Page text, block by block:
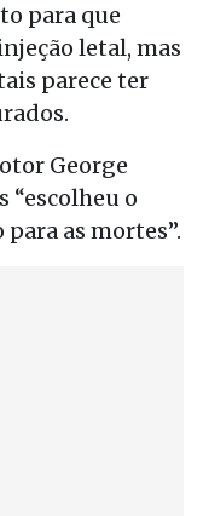
para que
letal, mas
parece ter
George
“escolheu o
as mortes”.